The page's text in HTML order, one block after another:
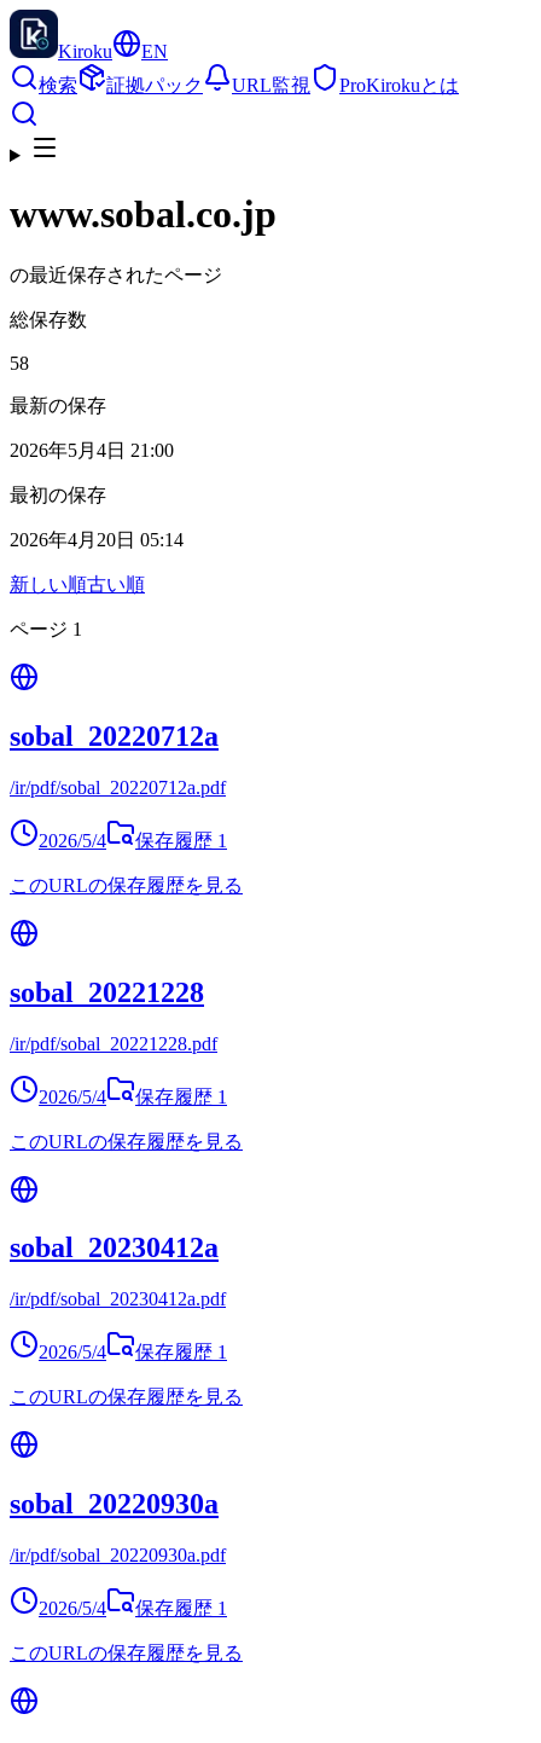
Kiroku
EN
検索
証拠パック URL監視 ProKirokuとは
www.sobal.co.jp
の最近保存されたページ
総保存数
58
最新の保存
2026年5月4日 21:00
最初の保存
2026年4月20日 05:14
新しい順古い順
ページ 1
sobal_20220712a
/ir/pdf/sobal_20220712a.pdf
2026/5/4 保存履歴 1
このURLの保存履歴を見る
sobal_20221228
/ir/pdf/sobal_20221228.pdf
2026/5/4 保存履歴 1
このURLの保存履歴を見る
sobal_20230412a
/ir/pdf/sobal_20230412a.pdf
2026/5/4 保存履歴 1
このURLの保存履歴を見る
sobal_20220930a
/ir/pdf/sobal_20220930a.pdf
2026/5/4 保存履歴 1
このURLの保存履歴を見る